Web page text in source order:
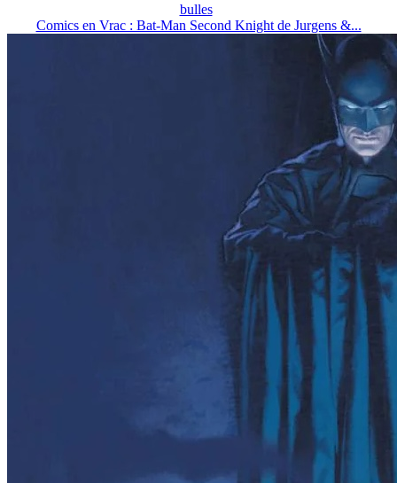
bulles
Comics en Vrac : Bat-Man Second Knight de Jurgens &...